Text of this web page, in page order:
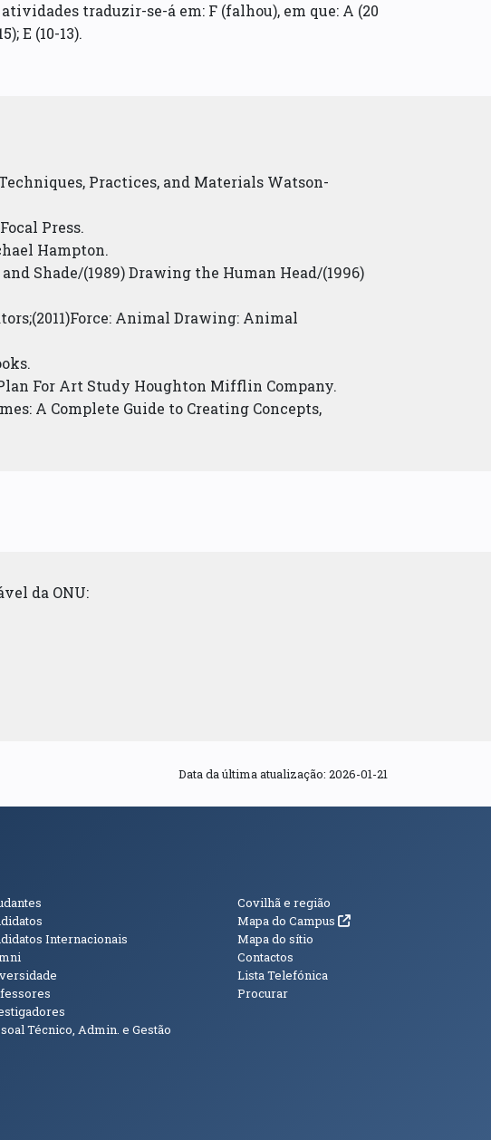
traduzir-se-á em: F (falhou), em que: A (20
E (10-13).
Practices, and Materials Watson-
Press.
Hampton.
Shade/(1989) Drawing the Human Head/(1996)
Animal Drawing: Animal
For Art Study Houghton Mifflin Company.
A Complete Guide to Creating Concepts,
da ONU:
Data da última atualização: 2026-01-21
Internacionais
Técnico, Admin. e Gestão
Informações
Covilhã e região
Mapa do Campus (abre em nova janela)
Mapa do sítio
Contactos
Lista Telefónica
Procurar